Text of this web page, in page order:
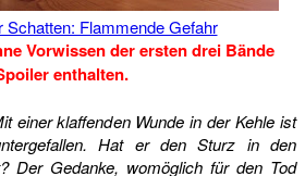
Schatten: Flammende Gefahr
Vorwissen der ersten drei Bände
enthalten.
einer klaffenden Wunde in der Kehle ist
Hat er den Sturz in den
Der Gedanke, womöglich für den Tod